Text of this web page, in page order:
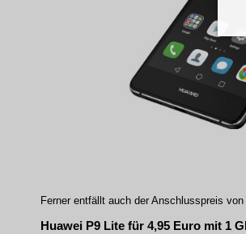
Ferner entfällt auch der Anschlusspreis
Huawei P9 Lite für 4,95 Euro mit 1